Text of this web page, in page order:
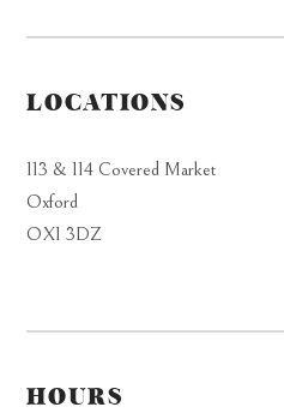
LOCATIONS
113 & 114 Covered Market
Oxford
OX1 3DZ
HOURS